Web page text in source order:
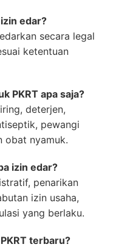
edar?
secara legal
ketentuan
PKRT apa saja?
deterjen,
pewangi
obat nyamuk.
izin edar?
penarikan
izin usaha,
yang berlaku.
terbaru?